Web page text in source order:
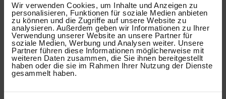
Wir verwenden Cookies, um Inhalte und Anzeigen zu
personalisieren, Funktionen für soziale Medien anbieten
zu können und die Zugriffe auf unsere Website zu
analysieren. Außerdem geben wir Informationen zu Ihrer
Verwendung unserer Website an unsere Partner für
soziale Medien, Werbung und Analysen weiter. Unsere
Partner führen diese Informationen möglicherweise mit
weiteren Daten zusammen, die Sie ihnen bereitgestellt
haben oder die sie im Rahmen Ihrer Nutzung der Dienste
gesammelt haben.